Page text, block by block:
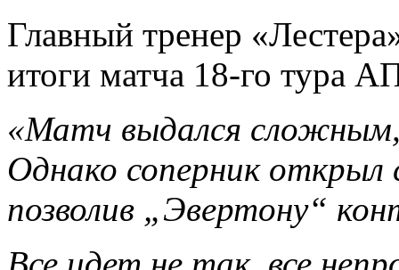
Главный тренер
итоги матча 18-го тура
«Матч выдался
Однако соперник открыл
позволив „Эвертону“